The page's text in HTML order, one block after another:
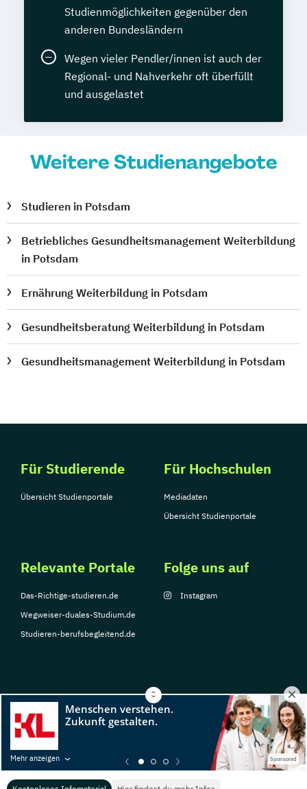
Mehr anzeigen Sponsored
Studienmöglichkeiten gegenüber den
anderen Bundesländern
Wegen vieler Pendler/innen ist auch der
Regional- und Nahverkehr oft überfüllt
und ausgelastet
Weitere Studienangebote
Studieren in Potsdam
Betriebliches Gesundheitsmanagement Weiterbildung
in Potsdam
Ernährung Weiterbildung in Potsdam
Gesundheitsberatung Weiterbildung in Potsdam
Gesundheitsmanagement Weiterbildung in Potsdam
Für Studierende
Übersicht Studienportale
Für Hochschulen
Mediadaten
Übersicht Studienportale
Relevante Portale
Das-Richtige-studieren.de
Wegweiser-duales-Studium.de
Studieren-berufsbegleitend.de
Folge uns auf
Instagram
© Copyright 2026, TarGroup Media GmbH
Nutzungsbedingungen